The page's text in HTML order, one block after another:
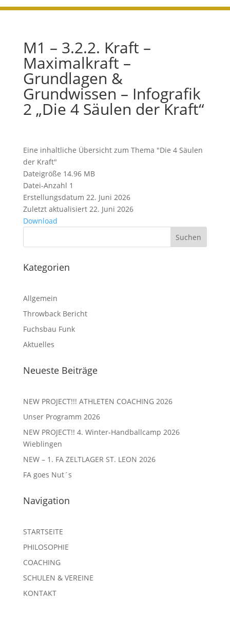
M1 – 3.2.2. Kraft –
Maximalkraft –
Grundlagen &
Grundwissen – Infografik
2 „Die 4 Säulen der Kraft“
Eine inhaltliche Übersicht zum Thema "Die 4 Säulen
der Kraft"
Dateigröße 14.96 MB
Datei-Anzahl 1
Erstellungsdatum 22. Juni 2026
Zuletzt aktualisiert 22. Juni 2026
Download
Kategorien
Allgemein
Throwback Bericht
Fuchsbau Funk
Aktuelles
Neueste Beiträge
NEW PROJECT!!! ATHLETEN COACHING 2026
Unser Programm 2026
NEW PROJECT!! 4. Winter-Handballcamp 2026
Wieblingen
NEW – 1. FA ZELTLAGER ST. LEON 2026
FA goes Nut´s
Navigation
STARTSEITE
PHILOSOPHIE
COACHING
SCHULEN & VEREINE
KONTAKT